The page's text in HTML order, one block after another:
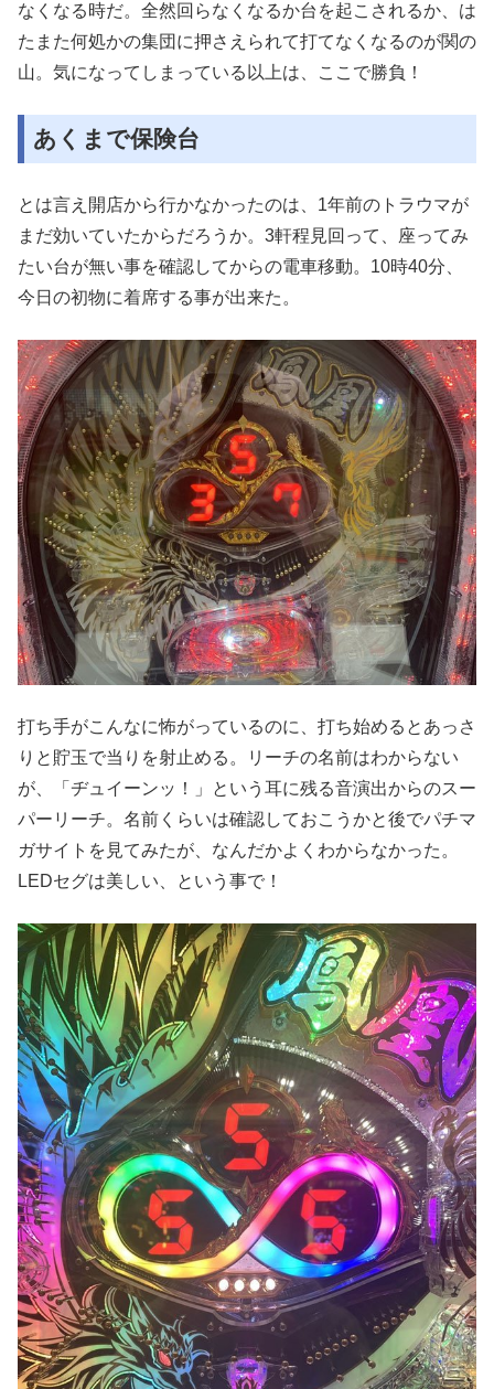
なくなる時だ。全然回らなくなるか台を起こされるか、は
たまた何処かの集団に押さえられて打てなくなるのが関の
山。気になってしまっている以上は、ここで勝負！
あくまで保険台
とは言え開店から行かなかったのは、1年前のトラウマが
まだ効いていたからだろうか。3軒程見回って、座ってみ
たい台が無い事を確認してからの電車移動。10時40分、
今日の初物に着席する事が出来た。
打ち手がこんなに怖がっているのに、打ち始めるとあっさ
りと貯玉で当りを射止める。リーチの名前はわからない
が、「ヂュイーンッ！」という耳に残る音演出からのスー
パーリーチ。名前くらいは確認しておこうかと後でパチマ
ガサイトを見てみたが、なんだかよくわからなかった。
LEDセグは美しい、という事で！